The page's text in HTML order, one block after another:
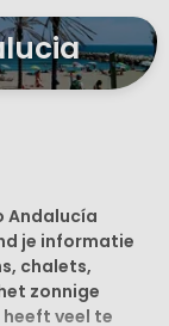
Andalucía
je informatie
chalets,
zonnige
heeft veel te